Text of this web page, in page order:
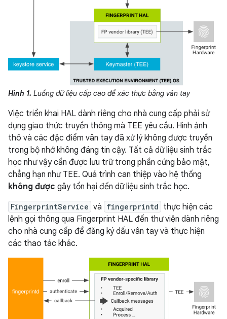
Hình 1. Luồng dữ liệu cấp cao để xác thực bằng vân tay
Việc triển khai HAL dành riêng cho nhà cung cấp phải sử
dụng giao thức truyền thông mà TEE yêu cầu. Hình ảnh
thô và các đặc điểm vân tay đã xử lý không được truyền
trong bộ nhớ không đáng tin cậy. Tất cả dữ liệu sinh trắc
học như vậy cần được lưu trữ trong phần cứng bảo mật,
chẳng hạn như TEE. Quá trình can thiệp vào hệ thống
không được gây tổn hại đến dữ liệu sinh trắc học.
FingerprintService và fingerprintd thực hiện các
lệnh gọi thông qua Fingerprint HAL đến thư viện dành riêng
cho nhà cung cấp để đăng ký dấu vân tay và thực hiện
các thao tác khác.